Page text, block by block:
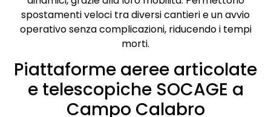
spostamenti veloci tra diversi cantieri e un avvio
operativo senza complicazioni, riducendo i tempi
morti.
Piattaforme aeree articolate
e telescopiche SOCAGE a
Campo Calabro